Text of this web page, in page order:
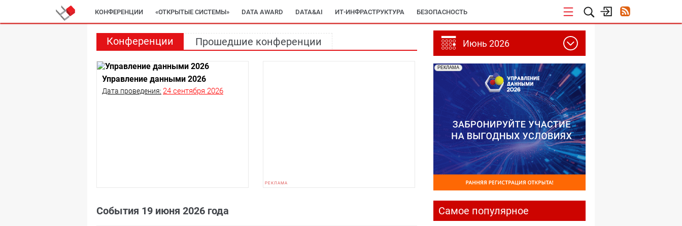
КОНФЕРЕНЦИИ «ОТКРЫТЫЕ СИСТЕМЫ» DATA AWARD DATA&AI ИТ-ИНФРАСТРУКТУРА БЕЗОПАСНОСТЬ
Конференции Прошедшие конференции
Управление данными 2026
Дата проведения: 24 сентября 2026
События 19 июня 2026 года
Июнь 2026
РЕКЛАМА
Самое популярное